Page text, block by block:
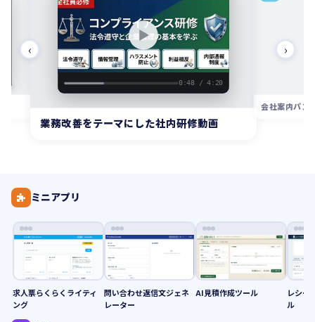
‹
会社案内パンフレット
AIマネジメント
›
ミニアプリ
求人票らくらくライティ
ング
問い合わせ返信文ジェネ
レーター
AI見積作成ツール
レシー
ル